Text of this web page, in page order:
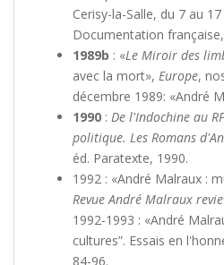
Cerisy-la-Salle, du 7 au
Documentation
1989b : «Le Miroir des
avec la mort», Europe,
décembre 1989: «André
1990 : De l'Indochine au
politique. Les Romans
éd. Paratexte, 1990.
1992 : «André Malraux :
Revue André Malraux
1992-1993 : «André
cultures”. Essais en
84-96.